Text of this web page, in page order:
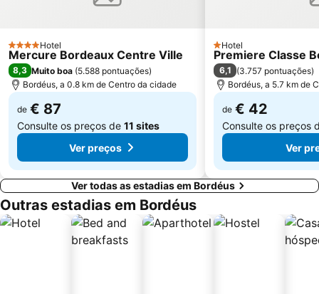
4 Estrelas
Hotel
Mercure Bordeaux Centre Ville
8,3 Muito boa (5.588 pontuações)
Bordéus, a 0.8 km de Centro da cidade
de € 87
Consulte os preços de 11 sites
Ver preços
1 Estrelas
Hotel
Premiere Classe
6,1 (3.757 pontuações)
Bordéus, a 5.7 km de
de € 42
Consulte os preços
Ver
Ver todas as estadias em Bordéus
Outras estadias em Bordéus